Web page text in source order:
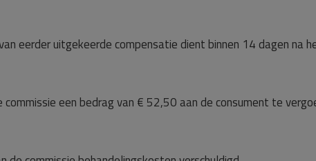
eerder uitgekeerde compensatie dient binnen 14 dagen na
een bedrag van € 52,50 aan de consument te